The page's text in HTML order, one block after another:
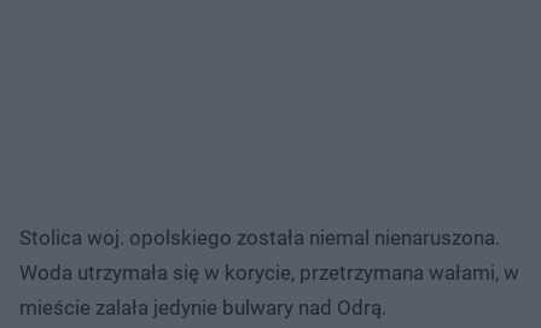
Stolica woj. opolskiego została niemal nienaruszona.
Woda utrzymała się w korycie, przetrzymana wałami, w
mieście zalała jedynie bulwary nad Odrą.